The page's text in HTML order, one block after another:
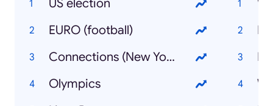
US election
EURO (football)
Connections (New York Times game)
Olympics